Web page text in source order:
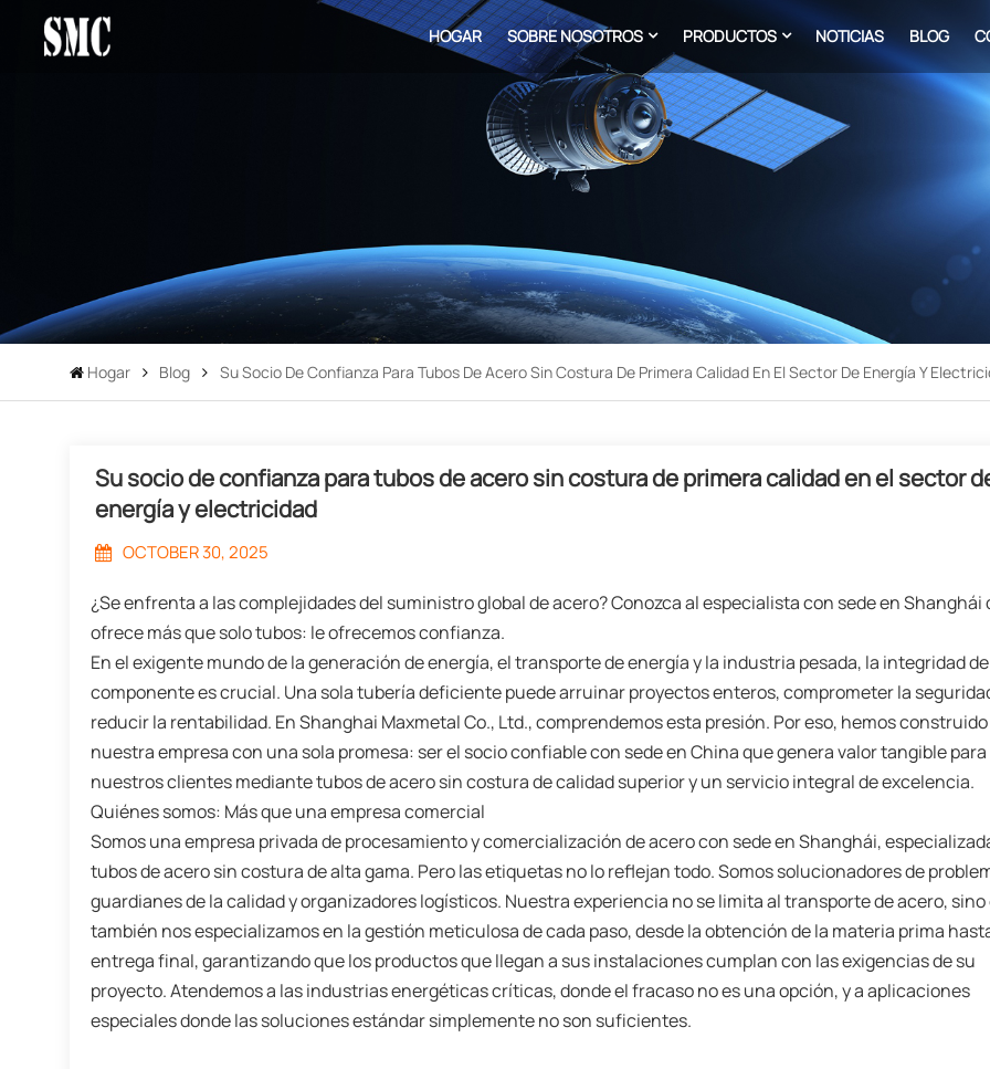
HOGAR SOBRE NOSOTROS PRODUCTOS NOTICIAS BLOG
Hogar Blog Su Socio De Confianza Para Tubos De Acero Sin Costura De Primera Calidad En El Sector De Energía Y
Su socio de confianza para tubos de acero sin costura de primera calidad en el sector
energía y electricidad
OCTOBER 30, 2025
¿Se enfrenta a las complejidades del suministro global de acero? Conozca al especialista con sede en Shanghái
ofrece más que solo tubos: le ofrecemos confianza.
En el exigente mundo de la generación de energía, el transporte de energía y la industria pesada, la integridad
componente es crucial. Una sola tubería deficiente puede arruinar proyectos enteros, comprometer la
reducir la rentabilidad. En Shanghai Maxmetal Co., Ltd., comprendemos esta presión. Por eso, hemos construido
nuestra empresa con una sola promesa: ser el socio confiable con sede en China que genera valor tangible para
nuestros clientes mediante tubos de acero sin costura de calidad superior y un servicio integral de excelencia.
Quiénes somos: Más que una empresa comercial
Somos una empresa privada de procesamiento y comercialización de acero con sede en Shanghái,
tubos de acero sin costura de alta gama. Pero las etiquetas no lo reflejan todo. Somos solucionadores de
guardianes de la calidad y organizadores logísticos. Nuestra experiencia no se limita al transporte de acero, sino
también nos especializamos en la gestión meticulosa de cada paso, desde la obtención de la materia prima
entrega final, garantizando que los productos que llegan a sus instalaciones cumplan con las exigencias de su
proyecto. Atendemos a las industrias energéticas críticas, donde el fracaso no es una opción, y a aplicaciones
especiales donde las soluciones estándar simplemente no son suficientes.